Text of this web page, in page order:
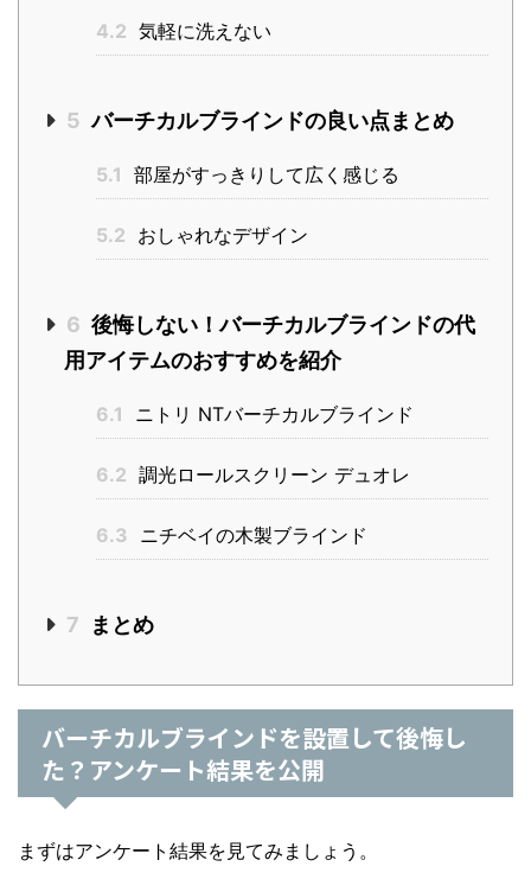
4.2 気軽に洗えない
5 バーチカルブラインドの良い点まとめ
5.1 部屋がすっきりして広く感じる
5.2 おしゃれなデザイン
6 後悔しない！バーチカルブラインドの代
用アイテムのおすすめを紹介
6.1 ニトリ NTバーチカルブラインド
6.2 調光ロールスクリーン デュオレ
6.3 ニチベイの木製ブラインド
7 まとめ
バーチカルブラインドを設置して後悔し
た？アンケート結果を公開
まずはアンケート結果を見てみましょう。